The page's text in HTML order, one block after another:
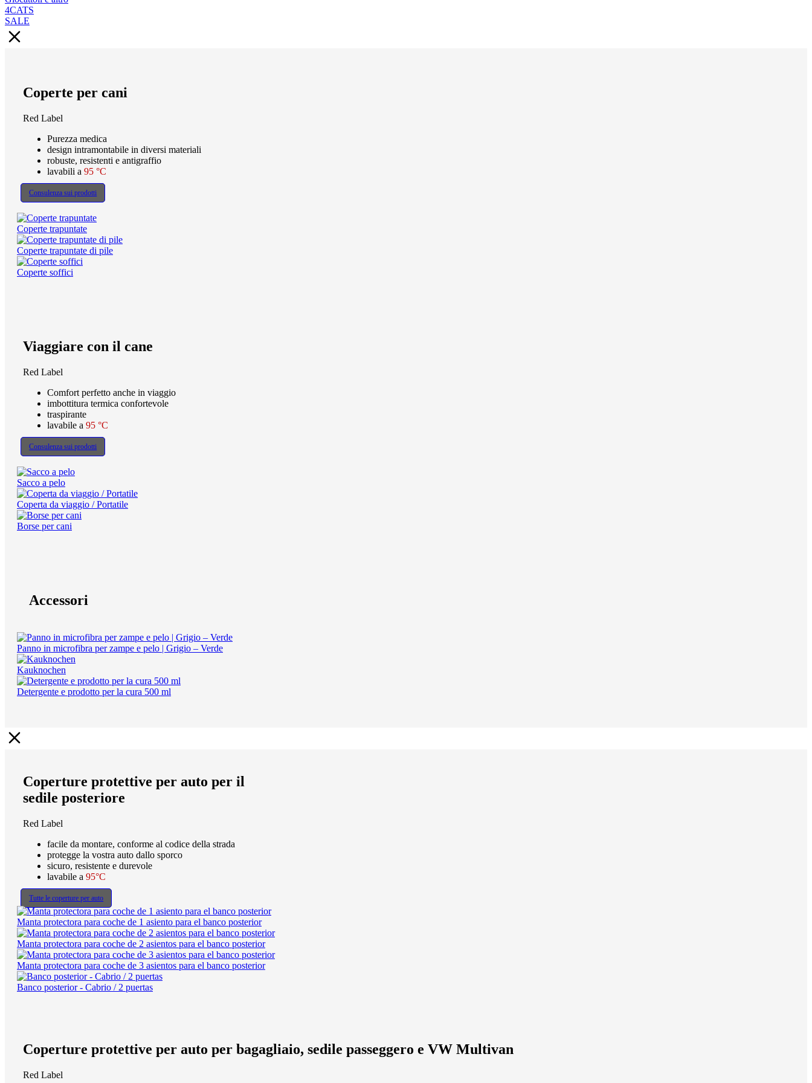
4CATS
SALE
Coperte per cani
Red Label
Purezza medica
design intramontabile in diversi materiali
robuste, resistenti e antigraffio
lavabili a 95 °C
Consulenza sui prodotti
Coperte trapuntate
Coperte trapuntate di pile
Coperte soffici
Viaggiare con il cane
Red Label
Comfort perfetto anche in viaggio
imbottitura termica confortevole
traspirante
lavabile a 95 °C
Consulenza sui prodotti
Sacco a pelo
Coperta da viaggio / Portatile
Borse per cani
Accessori
Panno in microfibra per zampe e pelo | Grigio – Verde
Kauknochen
Detergente e prodotto per la cura 500 ml
Coperture protettive per auto per il
sedile posteriore
Red Label
facile da montare, conforme al codice della strada
protegge la vostra auto dallo sporco
sicuro, resistente e durevole
lavabile a 95°C
Tutte le coperture per auto
Manta protectora para coche de 1 asiento para el banco posterior
Manta protectora para coche de 2 asientos para el banco posterior
Manta protectora para coche de 3 asientos para el banco posterior
Banco posterior - Cabrio / 2 puertas
Coperture protettive per auto per bagagliaio, sedile passeggero e VW Multivan
Red Label